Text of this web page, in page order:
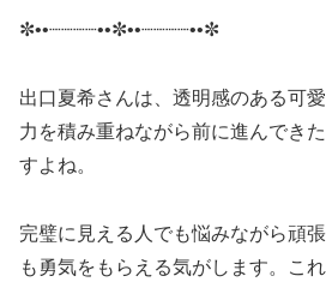
✼••┈┈┈┈••✼••┈┈┈┈••✼
出口夏希さんは、透明感のある可
力を積み重ねながら前に進んでき
すよね。
完璧に見える人でも悩みながら頑
も勇気をもらえる気がします。こ